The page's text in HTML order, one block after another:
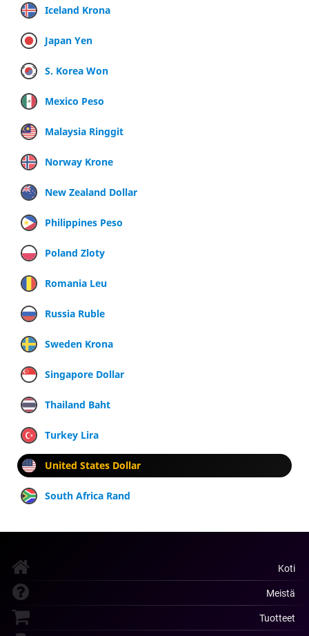
Iceland Krona
Japan Yen
S. Korea Won
Mexico Peso
Malaysia Ringgit
Norway Krone
New Zealand Dollar
Philippines Peso
Poland Zloty
Romania Leu
Russia Ruble
Sweden Krona
Singapore Dollar
Thailand Baht
Turkey Lira
United States Dollar
South Africa Rand
Koti
Meistä
Tuotteet